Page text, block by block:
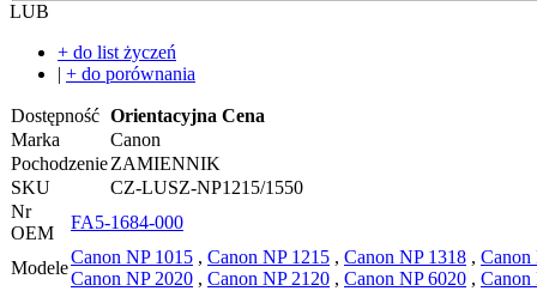
LUB
+ do list życzeń
| + do porównania
Dostępność Orientacyjna Cena
Marka
Canon
PochodzenieZAMIENNIK
SKU
CZ-LUSZ-NP1215/1550
Nr
OEM
FA5-1684-000
Modele
Canon NP 1015 , Canon NP 1215 , Canon NP 1318 , Canon
Canon NP 2020 , Canon NP 2120 , Canon NP 6020 , Canon